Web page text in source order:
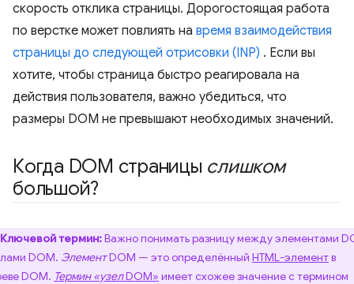
скорость отклика страницы. Дорогостоящая работа
по верстке может повлиять на время взаимодействия
страницы до следующей отрисовки (INP) . Если вы
хотите, чтобы страница быстро реагировала на
действия пользователя, важно убедиться, что
размеры DOM не превышают необходимых значений.
Когда DOM страницы слишком
большой?
Ключевой термин:Важно понимать разницу между элементами
DOM. ЭлементDOM — это определённый HTML-элементв
DOM. Термин «узелDOM» имеет схожее значение с термином